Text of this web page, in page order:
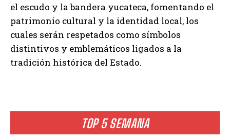
TOP 5 SEMANA
el escudo y la bandera yucateca, fomentando el
patrimonio cultural y la identidad local, los
cuales serán respetados como símbolos
distintivos y emblemáticos ligados a la
tradición histórica del Estado.